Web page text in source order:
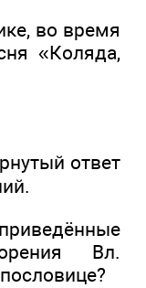
во время
«Коляда,
ответ
Вл.